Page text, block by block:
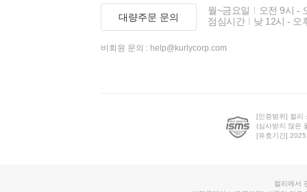
대량주문 문의
월~금요일
오전 9시 -
점심시간
낮 12시 - 오
비회원 문의 : help@kurlycorp.com
[인증범위] 컬리
(심사받지 않은
[유효기간]
컬리에서